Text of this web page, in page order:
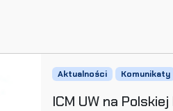
Aktualności Komunikaty
ICM UW na